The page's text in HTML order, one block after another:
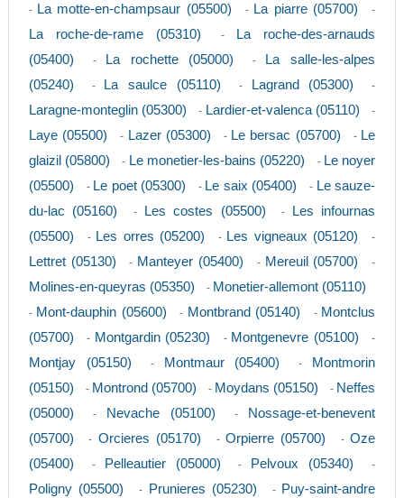
- La motte-en-champsaur (05500) - La piarre (05700) -
La roche-de-rame (05310) -
La roche-des-arnauds
(05400)
- La rochette (05000) -
La salle-les-alpes
(05240)
- La saulce (05110) - Lagrand (05300) -
Laragne-monteglin (05300) - Lardier-et-valenca (05110) -
Laye (05500) - Lazer (05300) - Le bersac (05700) - Le
glaizil (05800)
- Le monetier-les-bains (05220) - Le noyer
(05500)
- Le poet (05300) - Le saix (05400) - Le sauze-
du-lac (05160)
- Les costes (05500) -
Les infournas
(05500)
- Les orres (05200) - Les vigneaux (05120) -
Lettret (05130) - Manteyer (05400) - Mereuil (05700) -
Molines-en-queyras (05350) - Monetier-allemont (05110)
- Mont-dauphin (05600) - Montbrand (05140) - Montclus
(05700)
- Montgardin (05230) - Montgenevre (05100) -
Montjay (05150) - Montmaur (05400) -
Montmorin
(05150)
- Montrond (05700) - Moydans (05150) - Neffes
(05000)
- Nevache (05100) -
Nossage-et-benevent
(05700)
- Orcieres (05170) - Orpierre (05700) -Oze
(05400)
- Pelleautier (05000) - Pelvoux (05340) -
Poligny (05500) - Prunieres (05230) - Puy-saint-andre